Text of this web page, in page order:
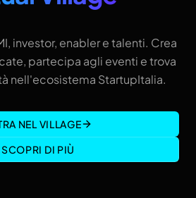
investor, enabler e talenti. Crea
partecipa agli eventi e trova
nell'ecosistema StartupItalia.
NEL VILLAGE
SCOPRI DI PIÙ